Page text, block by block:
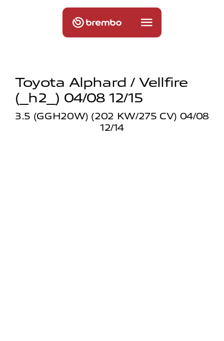
Toyota Alphard / Vellfire
(_h2_) 04/08 12/15
3.5 (GGH20W) (202 KW/275 CV) 04/08
12/14